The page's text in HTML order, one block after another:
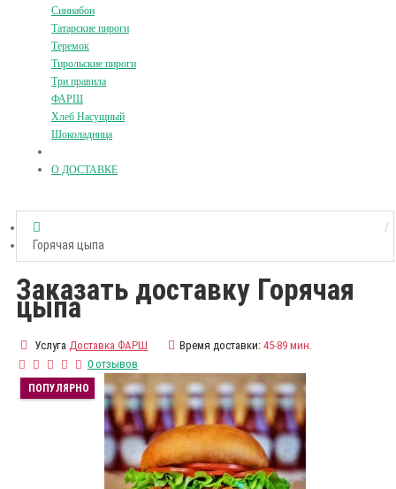
Синнабон
Татарские пироги
Теремок
Тирольские пироги
Три правила
ФАРШ
Хлеб Насущный
Шоколадница
О ДОСТАВКЕ
Горячая цыпа
Заказать доставку Горячая
цыпа
Услуга Доставка ФАРШ Время доставки: 45-89 мин.
0 отзывов
ПОПУЛЯРНО